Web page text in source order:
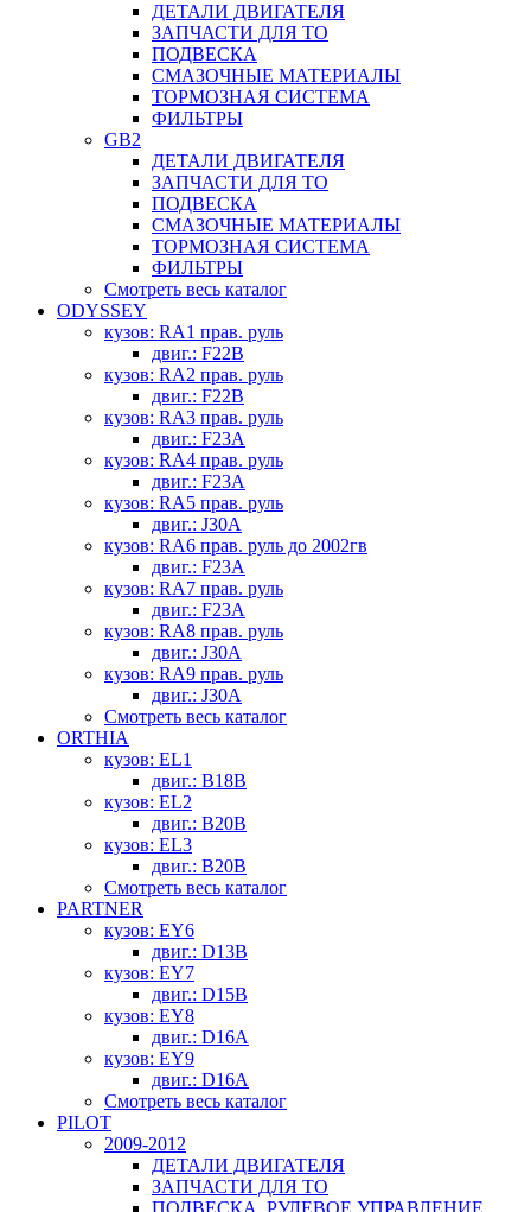
ДЕТАЛИ ДВИГАТЕЛЯ
ЗАПЧАСТИ ДЛЯ ТО
ПОДВЕСКА
СМАЗОЧНЫЕ МАТЕРИАЛЫ
ТОРМОЗНАЯ СИСТЕМА
ФИЛЬТРЫ
GB2
ДЕТАЛИ ДВИГАТЕЛЯ
ЗАПЧАСТИ ДЛЯ ТО
ПОДВЕСКА
СМАЗОЧНЫЕ МАТЕРИАЛЫ
ТОРМОЗНАЯ СИСТЕМА
ФИЛЬТРЫ
Смотреть весь каталог
ODYSSEY
кузов: RA1 прав. руль
двиг.: F22B
кузов: RA2 прав. руль
двиг.: F22B
кузов: RA3 прав. руль
двиг.: F23A
кузов: RA4 прав. руль
двиг.: F23A
кузов: RA5 прав. руль
двиг.: J30A
кузов: RA6 прав. руль до 2002гв
двиг.: F23A
кузов: RA7 прав. руль
двиг.: F23A
кузов: RA8 прав. руль
двиг.: J30A
кузов: RA9 прав. руль
двиг.: J30A
Смотреть весь каталог
ORTHIA
кузов: EL1
двиг.: B18B
кузов: EL2
двиг.: B20B
кузов: EL3
двиг.: B20B
Смотреть весь каталог
PARTNER
кузов: EY6
двиг.: D13B
кузов: EY7
двиг.: D15B
кузов: EY8
двиг.: D16A
кузов: EY9
двиг.: D16A
Смотреть весь каталог
PILOT
2009-2012
ДЕТАЛИ ДВИГАТЕЛЯ
ЗАПЧАСТИ ДЛЯ ТО
ПОДВЕСКА, РУЛЕВОЕ УПРАВЛЕНИЕ,